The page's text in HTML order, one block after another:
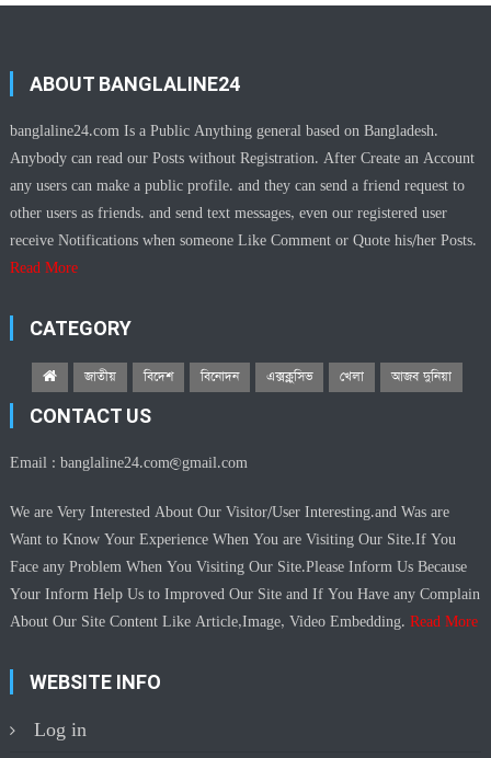
ABOUT BANGLALINE24
banglaline24.com Is a Public Anything general based on Bangladesh.
Anybody can read our Posts without Registration. After Create an Account
any users can make a public profile. and they can send a friend request to
other users as friends. and send text messages, even our registered user
receive Notifications when someone Like Comment or Quote his/her Posts.
Read More
CATEGORY
জাতীয় বিদেশ বিনোদন এক্সক্লুসিভ খেলা আজব দুনিয়া
CONTACT US
Email :banglaline24.com@gmail.com
We are Very Interested About Our Visitor/User Interesting.and Was are
Want to Know Your Experience When You are Visiting Our Site.If You
Face any Problem When You Visiting Our Site.Please Inform Us Because
Your Inform Help Us to Improved Our Site and If You Have any Complain
About Our Site Content Like Article,Image, Video Embedding.Read More
WEBSITE INFO
Log in